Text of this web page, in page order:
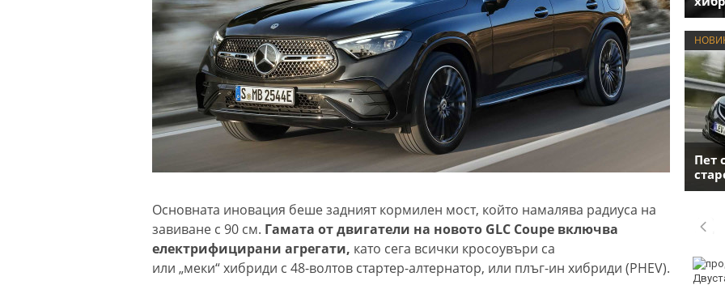
Основната иновация беше задният кормилен мост, който намалява радиуса на
завиване с 90 см. Гамата от двигатели на новото GLC Coupe включва
електрифицирани агрегати, като сега всички кросоувъри са
или „меки“ хибриди с 48-волтов стартер-алтернатор, или плъг-ин хибриди (PHEV).
Пет
Варна посреща един от
символите на обединена